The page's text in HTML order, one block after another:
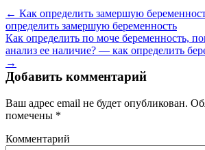
← Как определить замершую
определить замершую беременность
Как определить по моче беременность,
анализ ее наличие? — как определить
→
Добавить комментарий
Ваш адрес email не будет опубликован.
помечены *
Комментарий